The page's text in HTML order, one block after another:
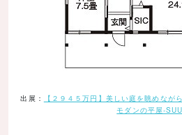
出展：
【２９４５万円】美しい庭を眺めなが
モダンの平屋-